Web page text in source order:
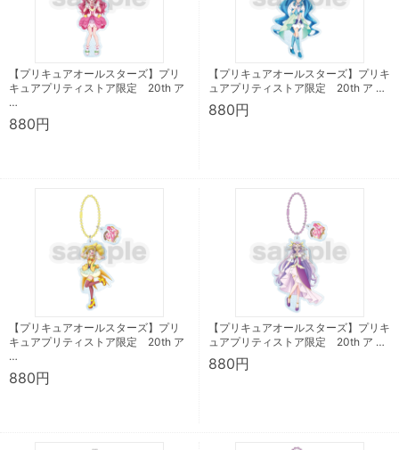
【プリキュアオールスターズ】プリ
キュアプリティストア限定 20th ア
…
880円
【プリキュアオールスターズ】プリキ
ュアプリティストア限定 20th ア …
880円
【プリキュアオールスターズ】プリ
キュアプリティストア限定 20th ア
…
880円
【プリキュアオールスターズ】プリキ
ュアプリティストア限定 20th ア …
880円